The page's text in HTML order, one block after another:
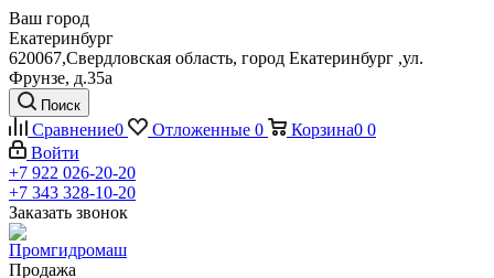
Ваш город
Екатеринбург
620067,Свердловская область, город Екатеринбург ,ул.
Фрунзе, д.35а
Поиск
Сравнение0 Отложенные 0 Корзина0 0
Войти
+7 922 026-20-20
+7 343 328-10-20
Заказать звонок
Продажа